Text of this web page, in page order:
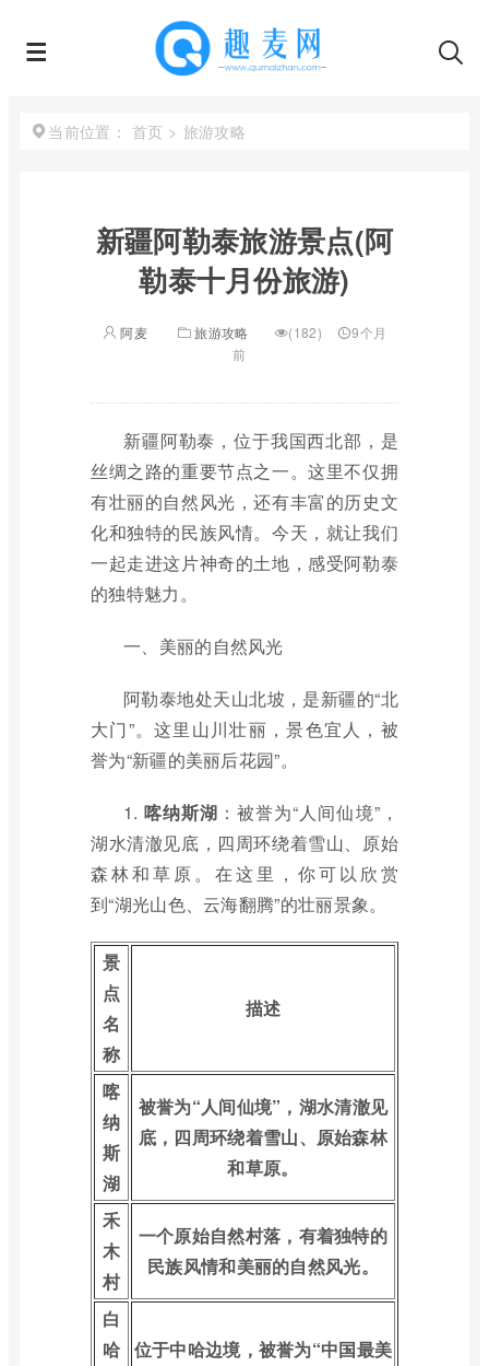
当前位置： 首页 > 旅游攻略
新疆阿勒泰旅游景点(阿
勒泰十月份旅游)
阿麦 旅游攻略 (182)
9个月
前
新疆阿勒泰，位于我国西北部，是
丝绸之路的重要节点之一。这里不仅拥
有壮丽的自然风光，还有丰富的历史文
化和独特的民族风情。今天，就让我们
一起走进这片神奇的土地，感受阿勒泰
的独特魅力。
一、美丽的自然风光
阿勒泰地处天山北坡，是新疆的“北
大门”。这里山川壮丽，景色宜人，被
誉为“新疆的美丽后花园”。
1. 喀纳斯湖 ：被誉为“人间仙境”，
湖水清澈见底，四周环绕着雪山、原始
森林和草原。在这里，你可以欣赏
到“湖光山色、云海翻腾”的壮丽景象。
景
点
名
称
描述
喀
纳
斯
湖
被誉为“人间仙境”，湖水清澈见
底，四周环绕着雪山、原始森林
和草原。
禾
木
村
一个原始自然村落，有着独特的
民族风情和美丽的自然风光。
白
哈 位于中哈边境，被誉为“中国最美